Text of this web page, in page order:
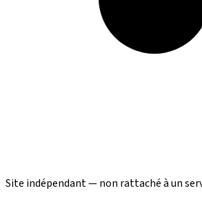
Site indépendant — non rattaché à un